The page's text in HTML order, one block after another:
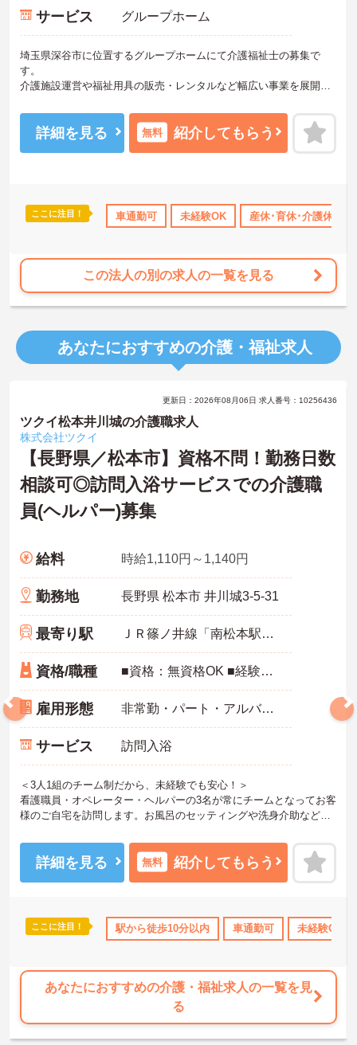
取得実績あり ボーナス・賞与あり 社会保険完備 交通費支給
サービス グループホーム
埼玉県深谷市に位置するグループホームにて介護福祉士の募集で
す。
介護施設運営や福祉用具の販売・レンタルなど幅広い事業を展開し
ご利用者様一人ひとりに寄り添ったケアを大切にしています。スタ
ッフ同士が助け合う風土があり、利用者様や地域から愛される施設
づくりに取り組んでいる点も魅力です。賞与や退職金制度、401K確
長く活躍したい方にもおすすめの求人です。
ご興味のある方には、面接対策ポイントなどさらに詳細をお話いた
詳細を見る 無料 紹介してもらう
ここに注目！ 車通勤可 未経験OK 産休･育休･介護休暇
この法人の別の求人の一覧を見る
あなたにおすすめの介護・福祉求人
無資格OK 日勤のみ 年間休日110日以上 資格取得サポート
更新日：2026年08月06日 求人番号：10256436
ツクイ松本井川城の介護職求人
株式会社ツクイ
【長野県／松本市】資格不問！勤務日数
相談可◎訪問入浴サービスでの介護職
員(ヘルパー)募集
給料 時給1,110円～1,140円
勤務地 長野県 松本市 井川城3-5-31
最寄り駅 ＪＲ篠ノ井線「南松本駅」徒歩10分
資格/職種 ■資格：無資格OK ■経験：不問 ※無資格者:入社半年以内に会社負担で認知症介護基礎研修受講
雇用形態 非常勤・パート・アルバイト
サービス 訪問入浴
＜3人1組のチーム制だから、未経験でも安心！＞
看護職員・オペレーター・ヘルパーの3名が常にチームとなってお客
様のご自宅を訪問します。お風呂のセッティングや洗身介助などを
資格の方でも、頼れる先輩スタッフがそばにいて丁寧にサポートし
てくれるので、安心してスタートできる温かい環境です。
＜働きながら資格取得！充実のキャリア支援＞
は、受講料の補助（最大5万円）や合格お祝い金の支給も用意されて
います。実際に制度を利用してキャリアアップしている先輩も多
詳細を見る 無料 紹介してもらう
ここに注目！ 駅から徒歩10分以内 車通勤可 未経験OK
あなたにおすすめの介護・福祉求人の一覧を見
る